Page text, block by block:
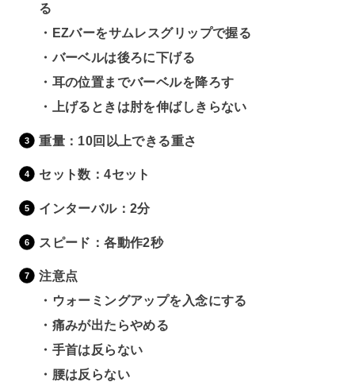
る
・EZバーをサムレスグリップで握る
・バーベルは後ろに下げる
・耳の位置までバーベルを降ろす
・上げるときは肘を伸ばしきらない
重量：10回以上できる重さ
セット数：4セット
インターバル：2分
スピード：各動作2秒
注意点
・ウォーミングアップを入念にする
・痛みが出たらやめる
・手首は反らない
・腰は反らない